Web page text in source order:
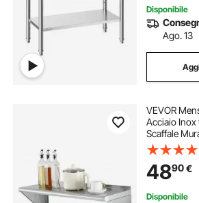
Disponibile
Ago. 13
VEVOR
Acciaio Inox
Scaffale
Soggiorno
113kg,
Portaoggetti
Inox per
4890€
Disponibile